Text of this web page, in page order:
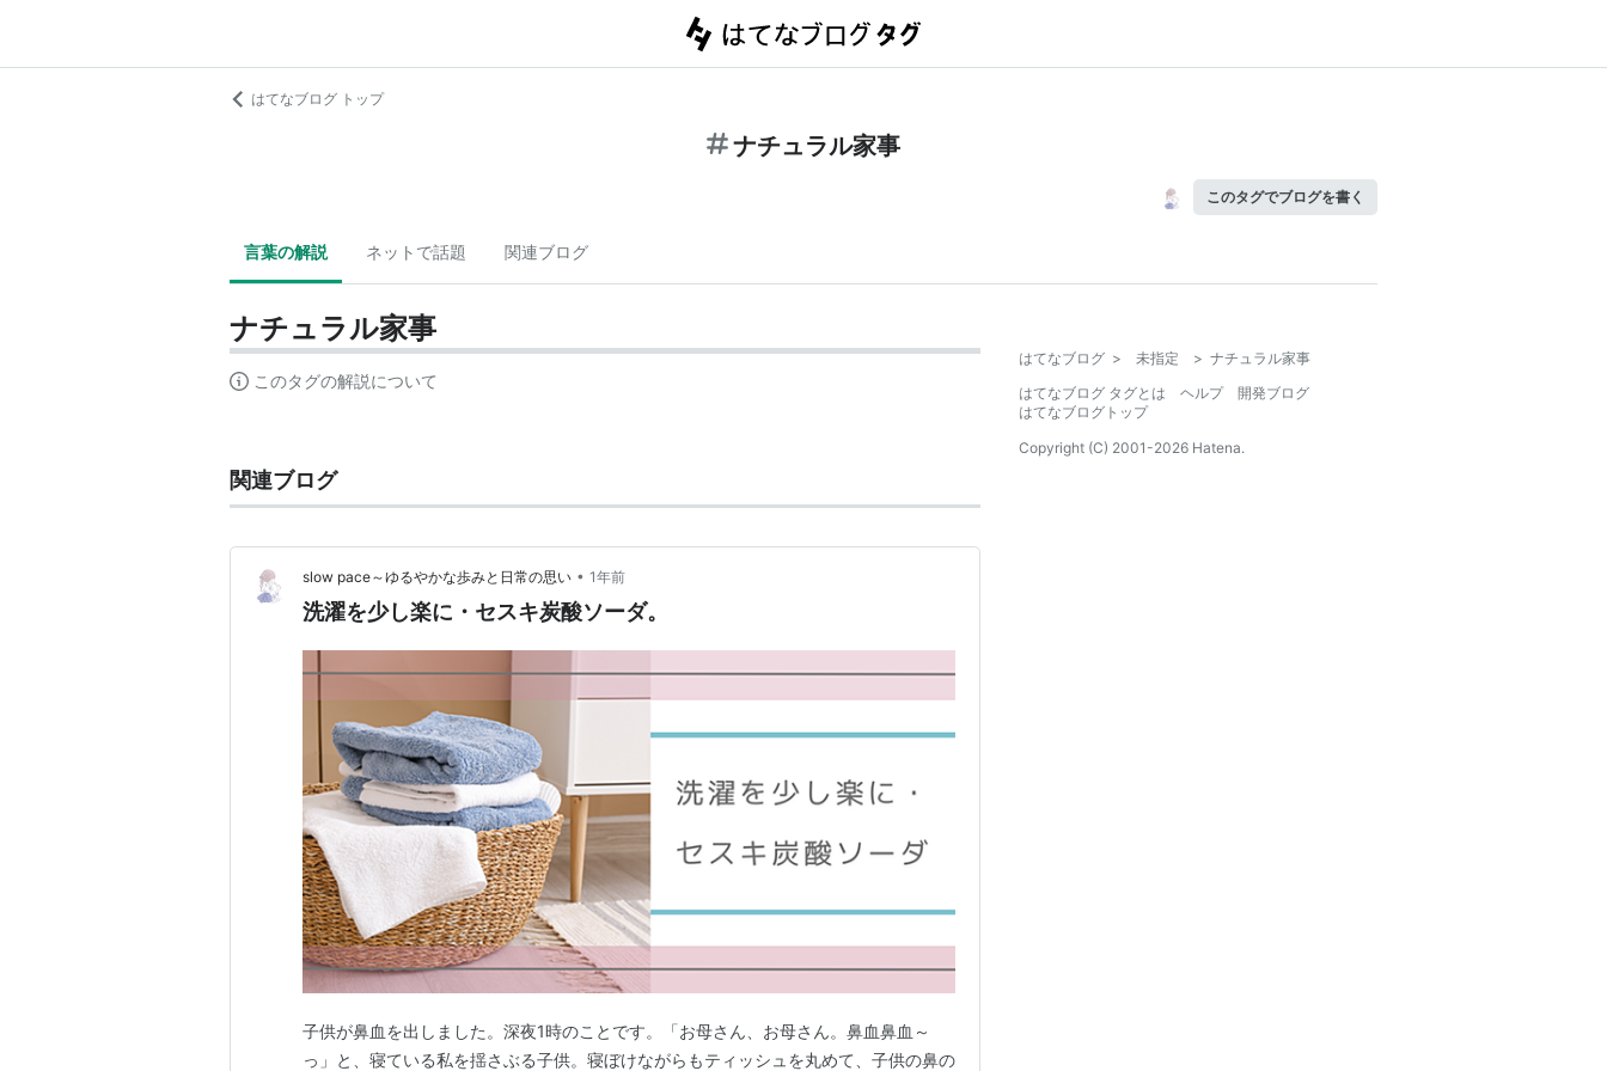
はてなブログ トップ
ナチュラル家事
このタグでブログを書く
言葉の解説 ネットで話題 関連ブログ
ナチュラル家事
このタグの解説について
関連ブログ
slow pace～ゆるやかな歩みと日常の思い • 1年前
洗濯を少し楽に・セスキ炭酸ソーダ。
子供が鼻血を出しました。深夜1時のことです。「お母さん、お母さん。鼻血鼻血～
っ」と、寝ている私を揺さぶる子供。寝ぼけながらもティッシュを丸めて、子供の鼻の
はてなブログ > 未指定 > ナチュラル家事
はてなブログ タグとは
ヘルプ
開発ブログ
はてなブログトップ
Copyright (C) 2001-2026 Hatena.